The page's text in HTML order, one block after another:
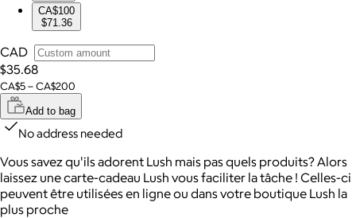
CA$100
$71.36
CAD
$35.68
CA$5 – CA$200
Add to bag
No address needed
Vous savez qu'ils adorent Lush mais pas quels produits? Alors
laissez une carte-cadeau Lush vous faciliter la tâche ! Celles-ci
peuvent être utilisées en ligne ou dans votre boutique Lush la
plus proche